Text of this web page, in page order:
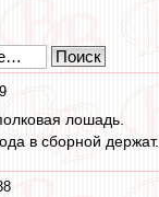
лошадь.
в сборной держат.